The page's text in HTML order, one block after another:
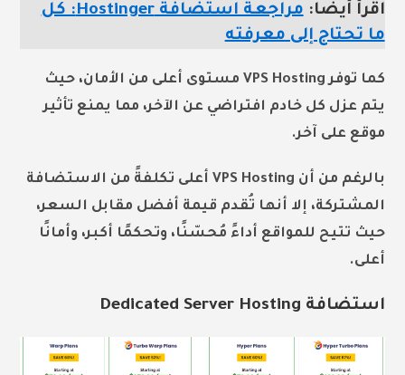
اقرأ أيضًا:
مراجعة استضافة Hostinger: كل
ما تحتاج إلى معرفته
كما توفر VPS Hosting مستوى أعلى من الأمان، حيث
يتم عزل كل خادم افتراضي عن الآخر، مما يمنع تأثير
موقع على آخر.
بالرغم من أن VPS Hosting أعلى تكلفةً من الاستضافة
المشتركة، إلا أنها تُقدم قيمة أفضل مقابل السعر،
حيث تتيح للمواقع أداءً مُحسّنًا، وتحكمًا أكبر، وأمانًا
أعلى.
استضافة Dedicated Server Hosting